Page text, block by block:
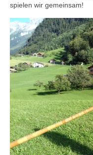
spielen wir gemeinsam!